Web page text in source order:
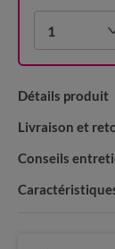
1
Détails produit
Livraison et
Conseils